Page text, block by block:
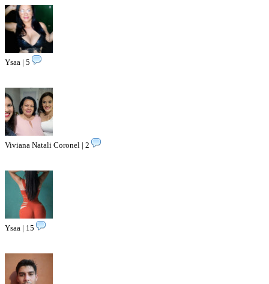
Ysaa | 5
Viviana Natali Coronel | 2
Ysaa | 15